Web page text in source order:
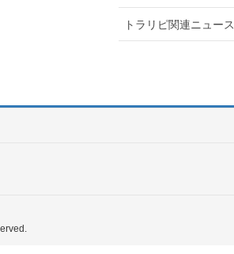
トラリピ関連ニュース